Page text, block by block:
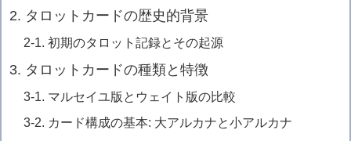
2. タロットカードの歴史的背景
2-1. 初期のタロット記録とその起源
3. タロットカードの種類と特徴
3-1. マルセイユ版とウェイト版の比較
3-2. カード構成の基本: 大アルカナと小アルカナ